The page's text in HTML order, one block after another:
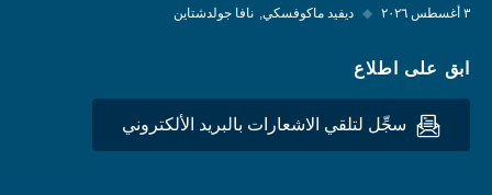
٣ أغسطس ٢٠٢٦ ◆ ديفيد ماكوفسكي نافا جولدشتاين
ابق على اطلاع
سجِّل لتلقي الاشعارات بالبريد الألكتروني